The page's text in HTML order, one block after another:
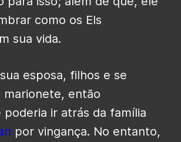
como os Els
sua vida.
esposa, filhos e se
marionete, então
poderia ir atrás da família
por vingança. No entanto,